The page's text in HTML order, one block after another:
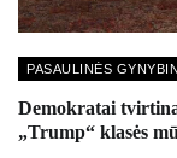
PASAULINĖS
Demokratai
„Trump“ klasės